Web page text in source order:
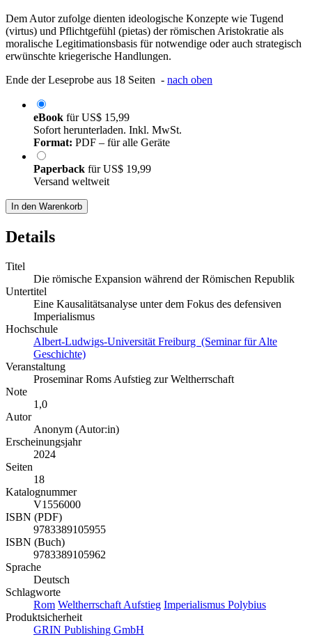
Dem Autor zufolge dienten ideologische Konzepte wie Tugend
(virtus) und Pflichtgefühl (pietas) der römischen Aristokratie als
moralische Legitimationsbasis für notwendige oder auch strategisch
erwünschte kriegerische Handlungen.
Ende der Leseprobe aus 18 Seiten - nach oben
eBook fürUS$ 15,99
Sofort herunterladen. Inkl. MwSt.
Format: PDF – für alle Geräte
Paperback fürUS$ 19,99
Versand weltweit
In den Warenkorb
Details
Titel
Die römische Expansion während der Römischen Republik
Untertitel
Eine Kausalitätsanalyse unter dem Fokus des defensiven
Imperialismus
Hochschule
Albert-Ludwigs-Universität Freiburg (Seminar für Alte
Geschichte)
Veranstaltung
Proseminar Roms Aufstieg zur Weltherrschaft
Note
1,0
Autor
Anonym (Autor:in)
Erscheinungsjahr
2024
Seiten
18
Katalognummer
V1556000
ISBN (PDF)
9783389105955
ISBN (Buch)
9783389105962
Sprache
Deutsch
Schlagworte
Rom Weltherrschaft Aufstieg Imperialismus Polybius
Produktsicherheit
GRIN Publishing GmbH